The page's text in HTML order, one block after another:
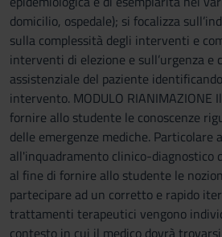
domicilio, ospedale); si focalizza
sulla complessità degli interventi e
interventi di elezione e sull’urgenza e
assistenziale del paziente
intervento. MODULO RIANIMAZIONE
fornire allo studente le conoscenze
delle emergenze mediche.
all'inquadramento clinico-diagnostico
al fine di fornire allo studente le
partecipare ad un corretto e rapido
trattamenti terapeutici vengono
contesto in cui il medico dovrà